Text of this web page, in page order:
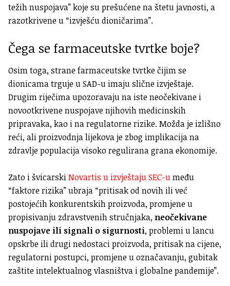
težih nuspojava” koje su prešućene na štetu javnosti, a
razotkrivene u “izvješću dioničarima”.
Čega se farmaceutske tvrtke boje?
Osim toga, strane farmaceutske tvrtke čijim se
dionicama trguje u SAD-u imaju slične izvještaje.
Drugim riječima upozoravaju na iste neočekivane i
novootkrivene nuspojave njihovih medicinskih
pripravaka, kao i na regulatorne rizike. Možda je izlišno
reći, ali proizvodnja lijekova je zbog implikacija na
zdravlje populacija visoko regulirana grana ekonomije.
Zato i švicarskiNovartis u izvještaju SEC-umeđu
“faktore rizika” ubraja “pritisak od novih ili već
postojećih konkurentskih proizvoda, promjene u
propisivanju zdravstvenih stručnjaka, neočekivane
nuspojave ili signali o sigurnosti, problemi u lancu
opskrbe ili drugi nedostaci proizvoda, pritisak na cijene,
regulatorni postupci, promjene u označavanju, gubitak
zaštite intelektualnog vlasništva i globalne pandemije”.